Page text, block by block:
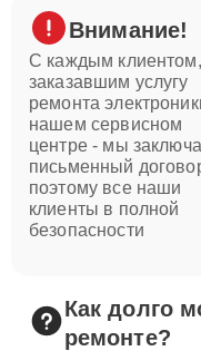
Внимание!
С каждым клиентом,
заказавшим услугу
ремонта
нашем сервисном
центре - мы
письменный
поэтому все наши
клиенты в полной
безопасности
Как долго
ремонте?